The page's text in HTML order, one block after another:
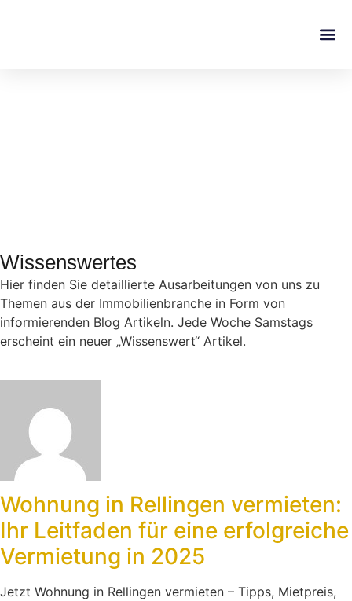
Wissenswertes
Hier finden Sie detaillierte Ausarbeitungen von uns zu
Themen aus der Immobilienbranche in Form von
informierenden Blog Artikeln. Jede Woche Samstags
erscheint ein neuer „Wissenswert“ Artikel.
Wohnung in Rellingen vermieten:
Ihr Leitfaden für eine erfolgreiche
Vermietung in 2025
Jetzt Wohnung in Rellingen vermieten – Tipps, Mietpreis,